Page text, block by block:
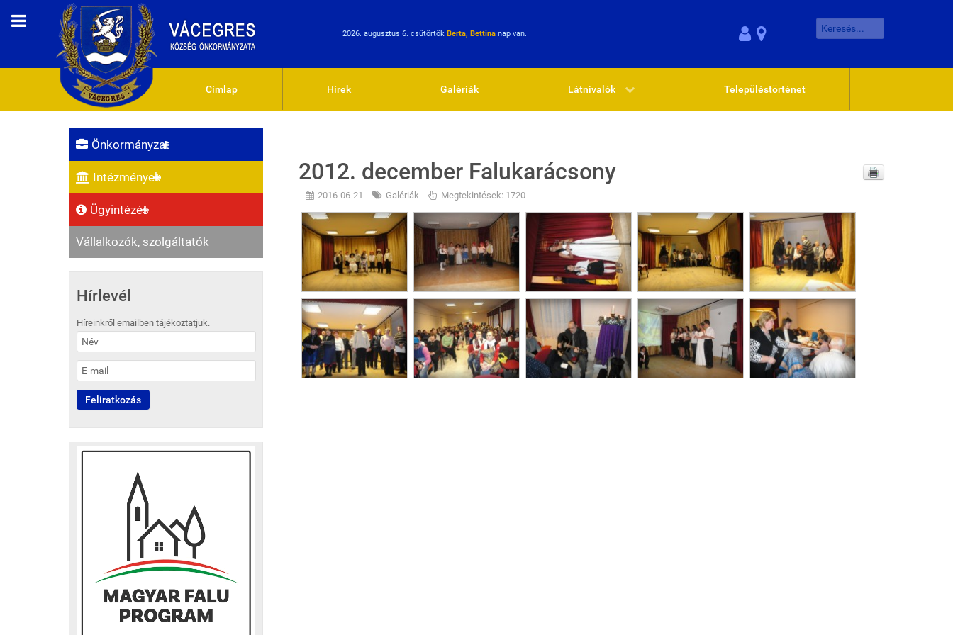
2026. augusztus 6. csütörtök Berta, Bettina nap van.
Címlap Hírek Galériák Látnivalók Településtörténet
Önkormányzat
Intézmények
Ügyintézés
Vállalkozók, szolgáltatók
Hírlevél
Híreinkről emailben tájékoztatjuk.
2012. december Falukarácsony
2016-06-21 Galériák Megtekintések: 1720